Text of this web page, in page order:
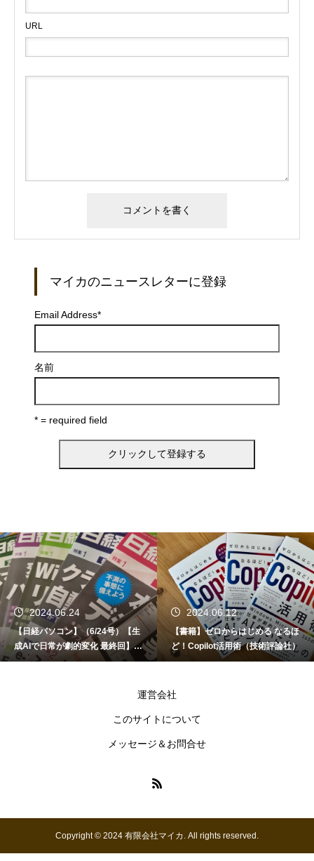
URL
マイカのニュースレターに登録
Email Address*
名前
* = required field
2024.06.24
【日経パソコン】（6/24号）【生
成AIで日常が劇的変化 最終回】 A
I時代のアプリケーション／サービ
2024.06.12
【書籍】ゼロからはじめる なるほ
ど！Copilot活用術（技術評論社）
運営会社
このサイトについて
メッセージ＆お問合せ
Copyright © 2024 有限会社マイカ. All rights reserved.